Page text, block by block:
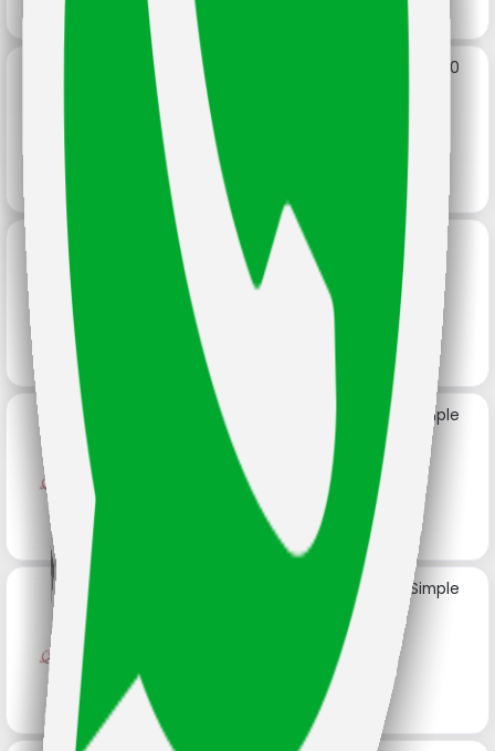
Bisagra Bgn Tipo Pestaña N°3 50
Bisagra Bgn Tipo Pestaña
Regulable N°4 50 Mm
Código: 11331
Bisagra Bgn Tipo Pestaña Simple
N°4 50 Mm
Código: 17257
Bisagra Bgn Tipo Pestaña Simple